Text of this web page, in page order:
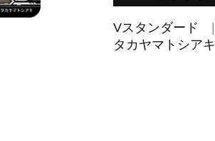
Vスタンダード
タカヤマトシアキ